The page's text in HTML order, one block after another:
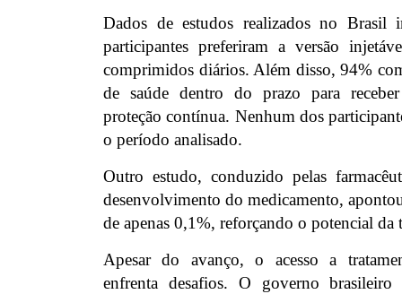
Dados de estudos realizados no Brasil
participantes preferiram a versão
comprimidos diários. Além disso, 94%
de saúde dentro do prazo para
proteção contínua. Nenhum dos
o período analisado.
Outro estudo, conduzido pelas
desenvolvimento do medicamento,
de apenas 0,1%, reforçando o potencial da
Apesar do avanço, o acesso a
enfrenta desafios. O governo